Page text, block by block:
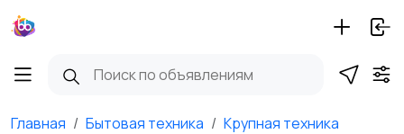
Главная Бытовая техника
Крупная техника